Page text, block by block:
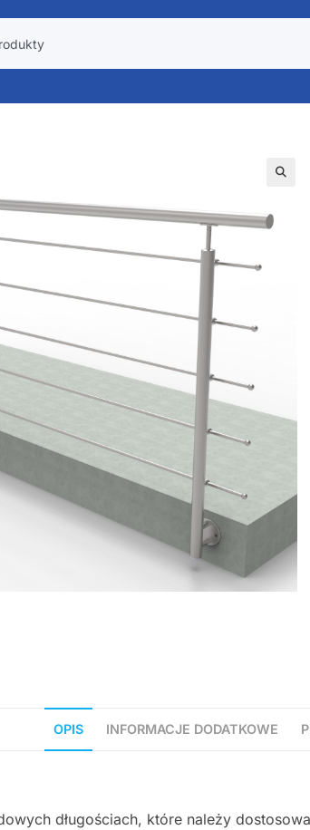
OPIS INFORMACJE DODATKOWE
długościach, które należy